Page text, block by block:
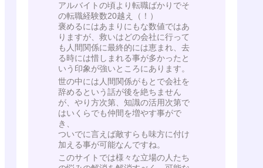
アルバイトの頃より転職ばかりでそ
の転職経験数20越え（！）
褒めるにはあまりにもな数値ではあ
りますが、救いはどの会社に行って
も人間関係に最終的には恵まれ、去
る時には惜しまれる事が多かったと
いう印象が強いところにあります。
世の中には人間関係がもとで会社を
辞めるという話が後を絶ちません
が、やり方次第、知識の活用次第で
はいくらでも仲間を増やす事がで
き、
ついでに言えば敵すらも味方に付け
加える事が可能なんですね。
このサイトでは様々な立場の人たち